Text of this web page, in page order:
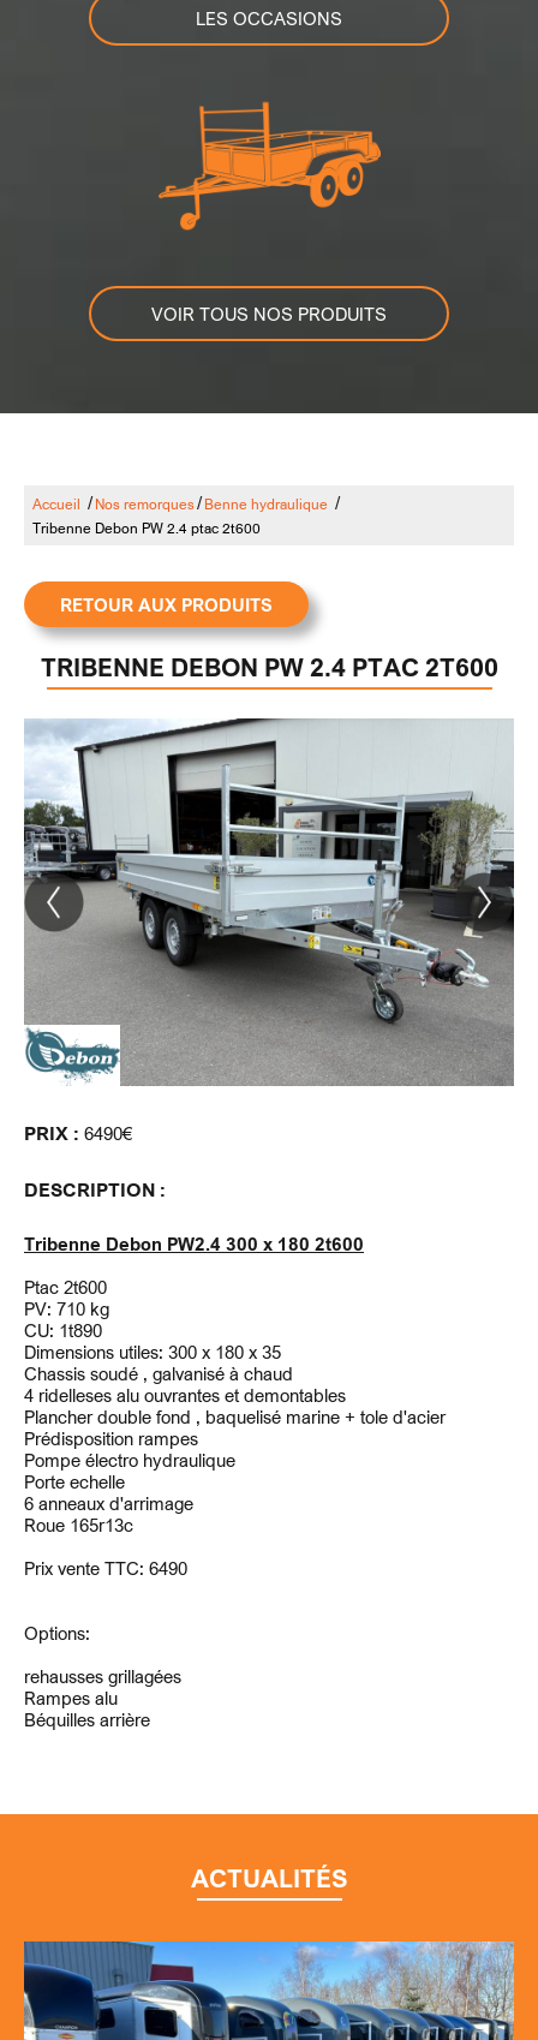
LES OCCASIONS
VOIR TOUS NOS PRODUITS
Accueil / Nos remorques/ Benne hydraulique /
Tribenne Debon PW 2.4 ptac 2t600
RETOUR AUX PRODUITS
TRIBENNE DEBON PW 2.4 PTAC 2T600
PRIX : 6490€
DESCRIPTION :
Tribenne Debon PW2.4 300 x 180 2t600
Ptac 2t600
PV: 710 kg
CU: 1t890
Dimensions utiles: 300 x 180 x 35
Chassis soudé , galvanisé à chaud
4 ridelleses alu ouvrantes et demontables
Plancher double fond , baquelisé marine + tole d'acier
Prédisposition rampes
Pompe électro hydraulique
Porte echelle
6 anneaux d'arrimage
Roue 165r13c
Prix vente TTC: 6490
Options:
rehausses grillagées
Rampes alu
Béquilles arrière
ACTUALITÉS